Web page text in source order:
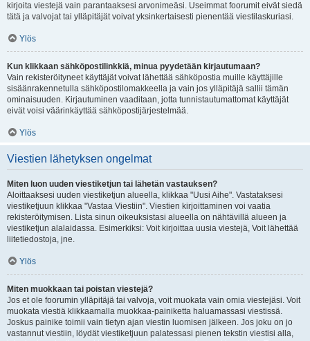
kirjoita viestejä vain parantaaksesi arvonimeäsi. Useimmat foorumit eivät siedä
tätä ja valvojat tai ylläpitäjät voivat yksinkertaisesti pienentää viestilaskuriasi.
Ylös
Kun klikkaan sähköpostilinkkiä, minua pyydetään kirjautumaan?
Vain rekisteröityneet käyttäjät voivat lähettää sähköpostia muille käyttäjille
sisäänrakennetulla sähköpostilomakkeella ja vain jos ylläpitäjä sallii tämän
ominaisuuden. Kirjautuminen vaaditaan, jotta tunnistautumattomat käyttäjät
eivät voisi väärinkäyttää sähköpostijärjestelmää.
Ylös
Viestien lähetyksen ongelmat
Miten luon uuden viestiketjun tai lähetän vastauksen?
Aloittaaksesi uuden viestiketjun alueella, klikkaa "Uusi Aihe". Vastataksesi
viestiketjuun klikkaa "Vastaa Viestiin". Viestien kirjoittaminen voi vaatia
rekisteröitymisen. Lista sinun oikeuksistasi alueella on nähtävillä alueen ja
viestiketjun alalaidassa. Esimerkiksi: Voit kirjoittaa uusia viestejä, Voit lähettää
liitetiedostoja, jne.
Ylös
Miten muokkaan tai poistan viestejä?
Jos et ole foorumin ylläpitäjä tai valvoja, voit muokata vain omia viestejäsi. Voit
muokata viestiä klikkaamalla muokkaa-painiketta haluamassasi viestissä.
Joskus painike toimii vain tietyn ajan viestin luomisen jälkeen. Jos joku on jo
vastannut viestiin, löydät viestiketjuun palatessasi pienen tekstin viestisi alla,